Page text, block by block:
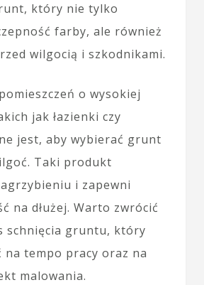
który nie tylko
farby, ale również
wilgocią i szkodnikami.
o wysokiej
jak łazienki czy
jest, aby wybierać grunt
Taki produkt
i zapewni
na dłużej. Warto zwrócić
schnięcia gruntu, który
na tempo pracy oraz na
malowania.